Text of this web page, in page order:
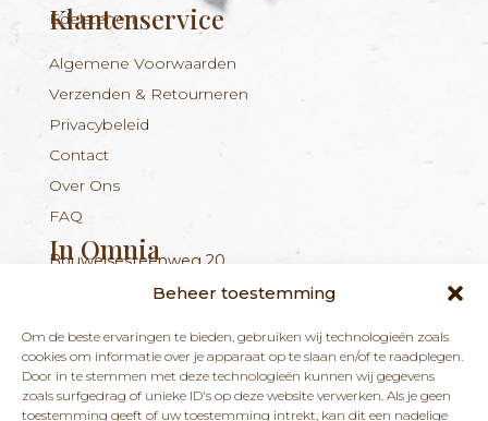
Beheer toestemming
Om de beste ervaringen te bieden, gebruiken wij technologieën zoals
cookies om informatie over je apparaat op te slaan en/of te raadplegen.
Door in te stemmen met deze technologieën kunnen wij gegevens
zoals surfgedrag of unieke ID's op deze website verwerken. Als je geen
toestemming geeft of uw toestemming intrekt, kan dit een nadelige
Edelstenen
Klantenservice
Algemene Voorwaarden
Verzenden & Retourneren
Privacybeleid
Contact
Over Ons
FAQ
In Omnia
Bouwelsesteenweg 20
BE 1029.893.045
info@inomnia.be
+324 56 96 16 94
Nieuwsbrief
nieuws over onze winkel en praktijk.